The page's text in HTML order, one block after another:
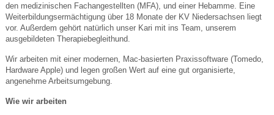
den medizinischen Fachangestellten (MFA), und einer Hebamme. Eine
Weiterbildungsermächtigung über 18 Monate der KV Niedersachsen liegt
vor. Außerdem gehört natürlich unser Kari mit ins Team, unserem
ausgebildeten Therapiebegleithund.
Wir arbeiten mit einer modernen, Mac-basierten Praxissoftware (Tomedo,
Hardware Apple) und legen großen Wert auf eine gut organisierte,
angenehme Arbeitsumgebung.
Wie wir arbeiten